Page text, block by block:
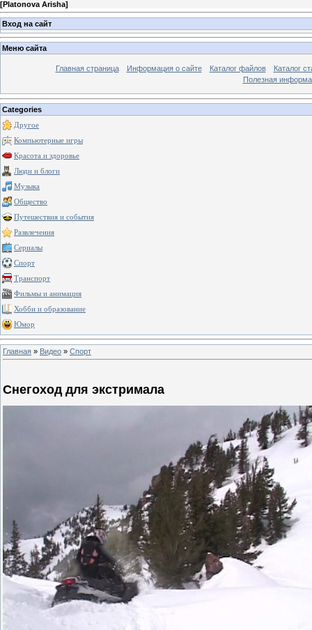
[Platonova Arisha]
Вход на сайт
Меню сайта
Главная страница Информация о сайте Каталог файлов
Каталог
Полезная
Categories
Другое
Компьютерные игры
Красота и здоровье
Люди и блоги
Музыка
Общество
Путешествия и события
Развлечения
Сериалы
Спорт
Транспорт
Фильмы и анимация
Хобби и образование
Юмор
Главная » Видео » Спорт
Снегоход для экстримала